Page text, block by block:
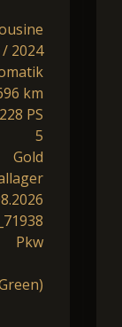
2024
km
PS
5
Gold
Pkw